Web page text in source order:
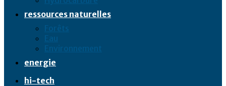
ressources naturelles
Forêts
Eau
Environnement
energie
hi-tech